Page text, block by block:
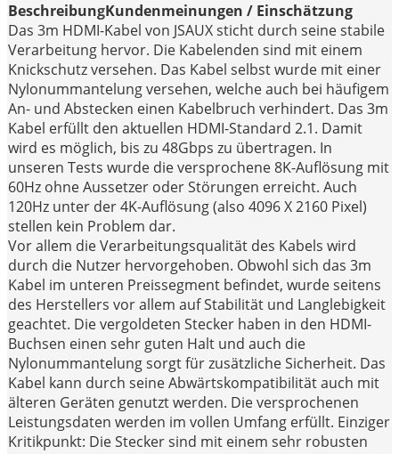
BeschreibungKundenmeinungen / Einschätzung
Das 3m HDMI-Kabel von JSAUX sticht durch seine stabile
Verarbeitung hervor. Die Kabelenden sind mit einem
Knickschutz versehen. Das Kabel selbst wurde mit einer
Nylonummantelung versehen, welche auch bei häufigem
An- und Abstecken einen Kabelbruch verhindert. Das 3m
Kabel erfüllt den aktuellen HDMI-Standard 2.1. Damit
wird es möglich, bis zu 48Gbps zu übertragen. In
unseren Tests wurde die versprochene 8K-Auflösung mit
60Hz ohne Aussetzer oder Störungen erreicht. Auch
120Hz unter der 4K-Auflösung (also 4096 X 2160 Pixel)
stellen kein Problem dar.
Vor allem die Verarbeitungsqualität des Kabels wird
durch die Nutzer hervorgehoben. Obwohl sich das 3m
Kabel im unteren Preissegment befindet, wurde seitens
des Herstellers vor allem auf Stabilität und Langlebigkeit
geachtet. Die vergoldeten Stecker haben in den HDMI-
Buchsen einen sehr guten Halt und auch die
Nylonummantelung sorgt für zusätzliche Sicherheit. Das
Kabel kann durch seine Abwärtskompatibilität auch mit
älteren Geräten genutzt werden. Die versprochenen
Leistungsdaten werden im vollen Umfang erfüllt. Einziger
Kritikpunkt: Die Stecker sind mit einem sehr robusten